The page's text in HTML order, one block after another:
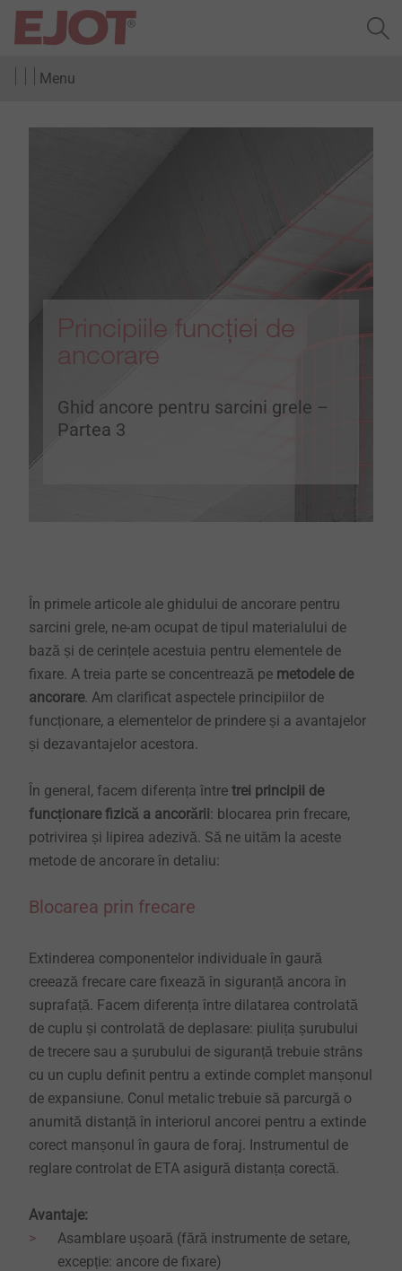
Menu
Principiile funcției de
ancorare
Ghid ancore pentru sarcini grele –
Partea 3
În primele articole ale ghidului de ancorare pentru
sarcini grele, ne-am ocupat de tipul materialului de
bază și de cerințele acestuia pentru elementele de
fixare. A treia parte se concentrează pe metodele de
ancorare. Am clarificat aspectele principiilor de
funcționare, a elementelor de prindere și a avantajelor
și dezavantajelor acestora.
În general, facem diferența între trei principii de
funcționare fizică a ancorării: blocarea prin frecare,
potrivirea și lipirea adezivă. Să ne uităm la aceste
metode de ancorare în detaliu:
Blocarea prin frecare
Extinderea componentelor individuale în gaură
creează frecare care fixează în siguranță ancora în
suprafață. Facem diferența între dilatarea controlată
de cuplu și controlată de deplasare: piulița șurubului
de trecere sau a șurubului de siguranță trebuie strâns
cu un cuplu definit pentru a extinde complet manșonul
de expansiune. Conul metalic trebuie să parcurgă o
anumită distanță în interiorul ancorei pentru a extinde
corect manșonul în gaura de foraj. Instrumentul de
reglare controlat de ETA asigură distanța corectă.
Avantaje:
Asamblare ușoară (fără instrumente de setare,
excepție: ancore de fixare)